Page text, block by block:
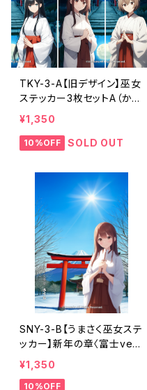
TKY-3-A【旧デザイン】巫女
ステッカー3枚セットA（かえ
で・さくら・みずき）〈月夜祈
願〉（利用コード3ヶ月付き）
¥1,350
10%OFF SOLD OUT
SNY-3-B【うまさく巫女ステ
ッカー】新年の章〈富士ve
r.・破魔矢三姉妹〉（利用コ
ード3ヶ月付き）
¥1,350
10%OFF